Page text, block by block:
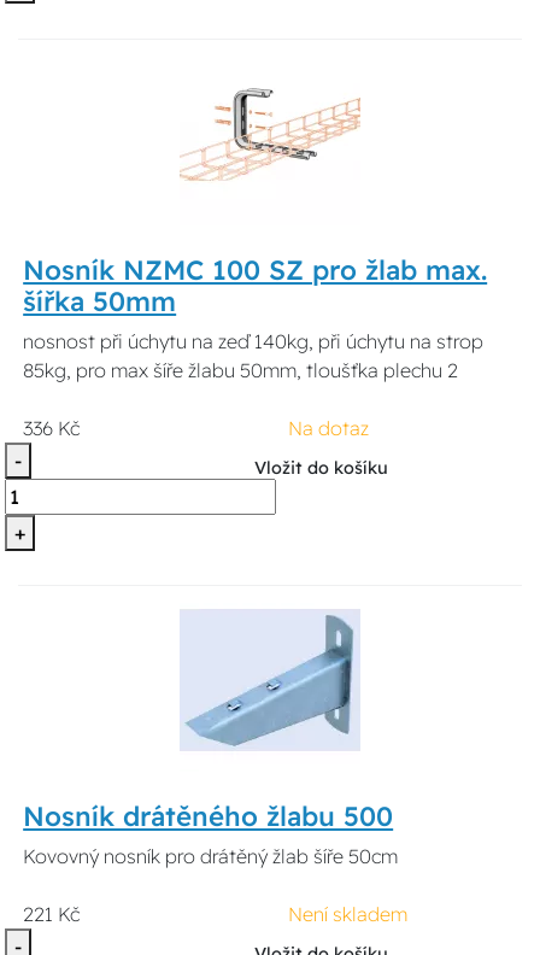
Nosník NZMC 100 SZ pro žlab max.
šířka 50mm
nosnost při úchytu na zeď 140kg, při úchytu na strop
85kg, pro max šíře žlabu 50mm, tloušťka plechu 2
336 Kč
Na dotaz
-
+
Vložit do košíku
Nosník drátěného žlabu 500
Kovovný nosník pro drátěný žlab šíře 50cm
221 Kč
Není skladem
-